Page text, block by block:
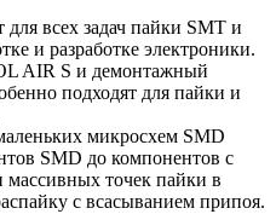
всех задач пайки SMT и
и разработке электроники.
AIR S и демонтажный
подходят для пайки и
микросхем SMD
SMD до компонентов с
точек пайки в
с всасыванием припоя.